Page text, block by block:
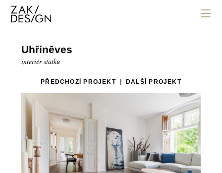
Uhříněves
interiér statku
PŘEDCHOZÍ PROJEKT| DALŠÍ PROJEKT